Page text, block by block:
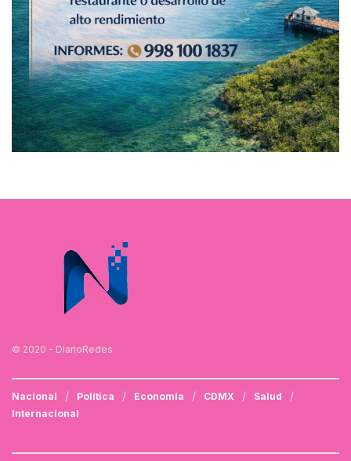
© 2020 - DiarioRedes
Nacional Política Economía CDMX
Salud
Internacional